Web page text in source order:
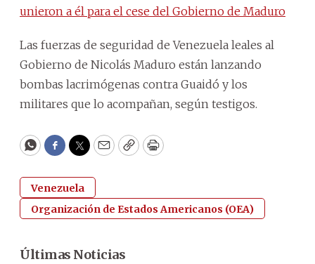
unieron a él para el cese del Gobierno de Maduro
Las fuerzas de seguridad de Venezuela leales al
Gobierno de Nicolás Maduro están lanzando
bombas lacrimógenas contra Guaidó y los
militares que lo acompañan, según testigos.
WhatsApp
Facebook
Twitter
EmailCopyPrint
Venezuela
Organización de Estados Americanos (OEA)
Últimas Noticias